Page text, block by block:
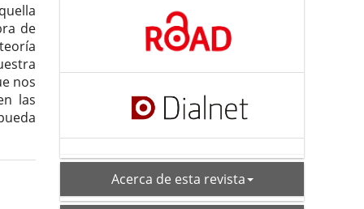
de
nos
las
Acerca de esta revista